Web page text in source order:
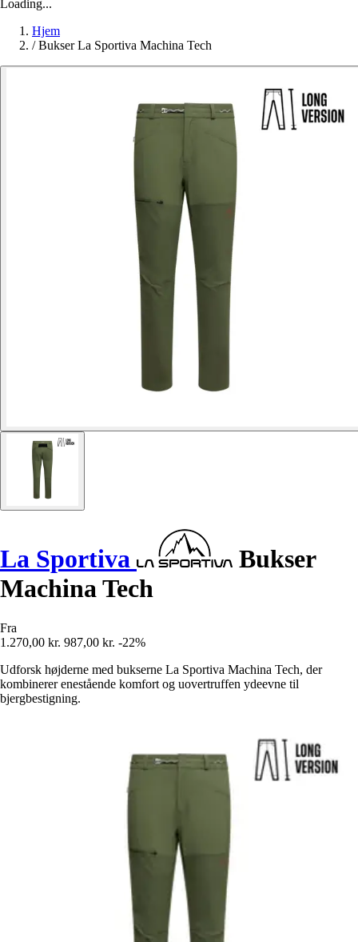
Loading...
Hjem
/ Bukser La Sportiva Machina Tech
La Sportiva
Bukser
Machina Tech
Fra
1.270,00 kr. 987,00 kr. -22%
Udforsk højderne med bukserne La Sportiva Machina Tech, der
kombinerer enestående komfort og uovertruffen ydeevne til
bjergbestigning.